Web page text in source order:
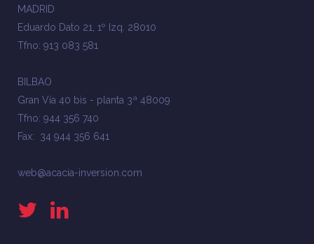
MADRID
Eduardo Dato 21, 1º Izq. 28010
Tfno: 913 083 581
BILBAO
Gran Vía 40 bis - planta 3ª 48009
Tfno: 944 356 740
Fax: 34 944 356 641
web@acacia-inversion.com